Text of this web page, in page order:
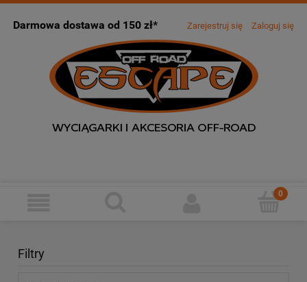
Darmowa dostawa od 150 zł* Zarejestruj się Zaloguj się
Filtry